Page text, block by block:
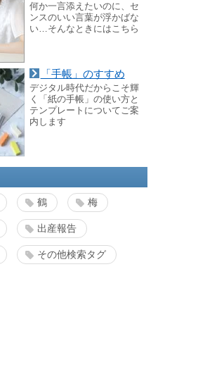
何か一言添えたいのに、セ
ンスのいい言葉が浮かばな
い…そんなときにはこちら
「手帳」のすすめ
デジタル時代だからこそ輝
く「紙の手帳」の使い方と
テンプレートについてご案
内します
鶴 梅
出産報告
その他検索タグ